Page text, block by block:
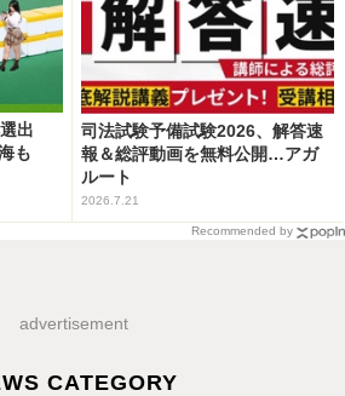
出
も
司法試験予備試験2026、解答速
報＆総評動画を無料公開…アガ
ルート
2026.7.21
Recommended by
advertisement
CATEGORY